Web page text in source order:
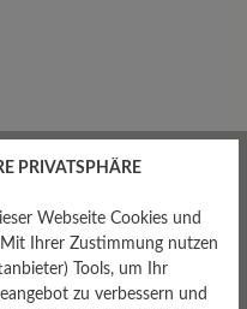
PRIVATSPHÄRE
Webseite Cookies und
Mit Ihrer Zustimmung nutzen
Tools, um Ihr
zu verbessern und